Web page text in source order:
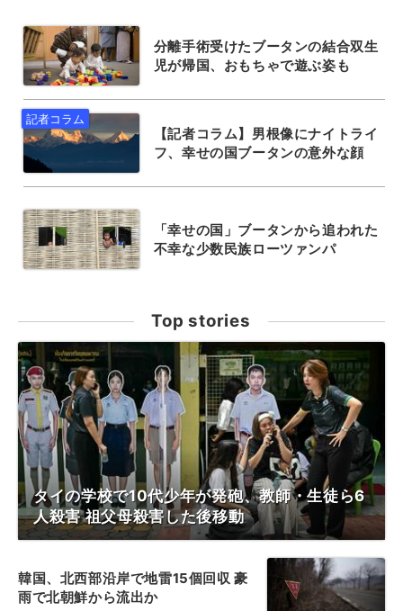
分離手術受けたブータンの結合双生
児が帰国、おもちゃで遊ぶ姿も
【記者コラム】男根像にナイトライ
フ、幸せの国ブータンの意外な顔
「幸せの国」ブータンから追われた
不幸な少数民族ローツァンパ
Top stories
タイの学校で10代少年が発砲、教師・生徒ら6
人殺害 祖父母殺害した後移動
韓国、北西部沿岸で地雷15個回収 豪
雨で北朝鮮から流出か